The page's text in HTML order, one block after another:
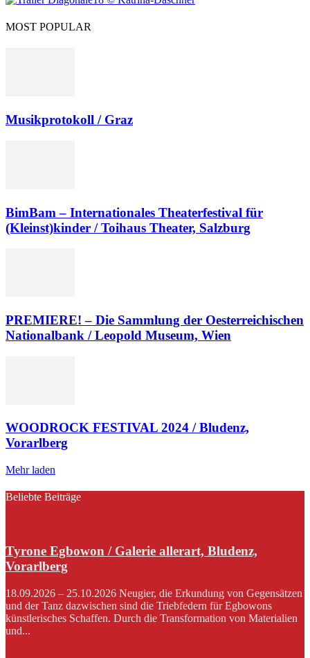
MOST POPULAR
Musikprotokoll / Graz
BimBam – Internationales Theaterfestival für
(Kleinst)kinder / Toihaus Theater, Salzburg
PREMIERE! – Die Sammlung der Oesterreichischen
Nationalbank / Leopold Museum, Wien
WOODROCK FESTIVAL 2024 / Bludenz,
Vorarlberg
Mehr laden
Beliebte Beiträge
Tyrone Egbowon / Galerie allerart, Bludenz,
Vorarlberg
18.09.2026 – 25.10.2026 Neugier, die Erkundung von Gegensätzen
und der Tanz dazwischen sind die Triebfedern für Egbowons
künstlerisches Schaffen. Durch die Transformation von Materialien
und...